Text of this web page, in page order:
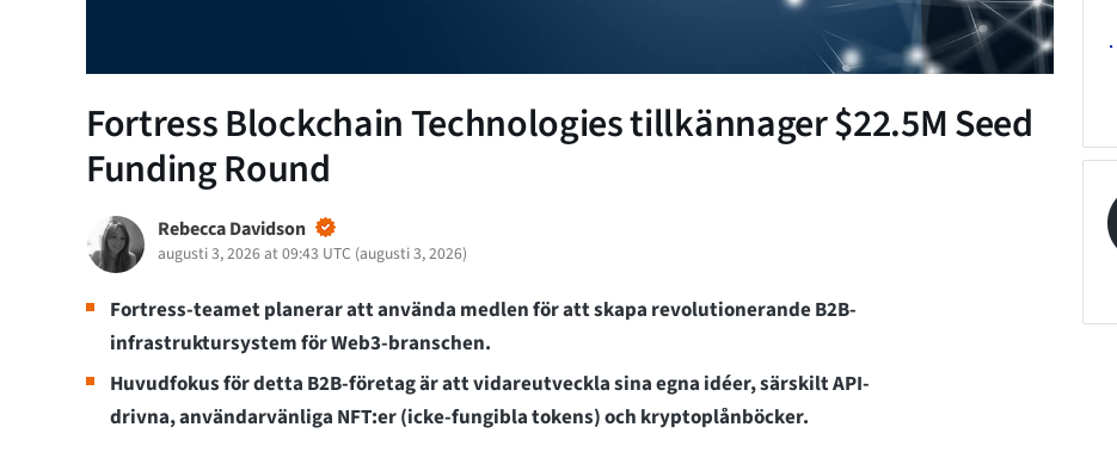
Fortress Blockchain Technologies tillkännager $22.5M Seed
Funding Round
Rebecca Davidson
augusti 3, 2026 at 09:43 UTC (augusti 3, 2026)
Fortress-teamet planerar att använda medlen för att skapa revolutionerande B2B-
infrastruktursystem för Web3-branschen.
Huvudfokus för detta B2B-företag är att vidareutveckla sina egna idéer, särskilt API-
drivna, användarvänliga NFT:er (icke-fungibla tokens) och kryptoplånböcker.